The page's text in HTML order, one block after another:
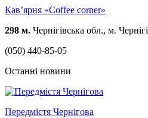
Кав’ярня «Coffee corner»
298 м. Чернігівська обл., м.
(050) 440-85-05
Останні новини
Передмістя Чернігова